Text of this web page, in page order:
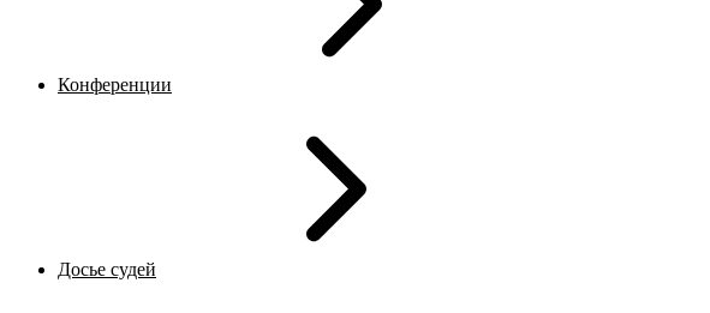
Конференции
Досье судей